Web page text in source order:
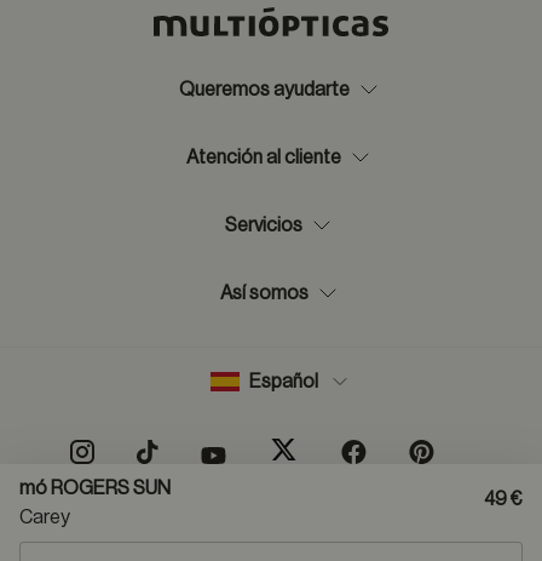
mó ROGERS SUN
Carey
49 €
Queremos ayudarte
Atención al cliente
Servicios
Así somos
Español
Mapa del sitio
Aviso legal